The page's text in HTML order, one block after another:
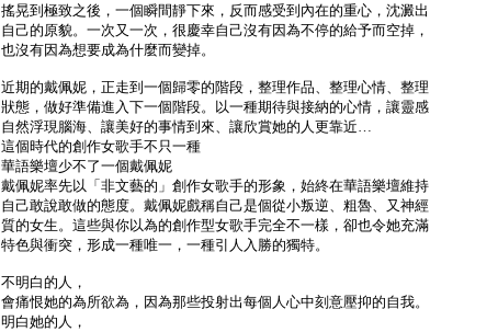
搖晃到極致之後，一個瞬間靜下來，反而感受到內在的重心，沈澱出
自己的原貌。一次又一次，很慶幸自己沒有因為不停的給予而空掉，
也沒有因為想要成為什麼而變掉。
近期的戴佩妮，正走到一個歸零的階段，整理作品、整理心情、整理
狀態，做好準備進入下一個階段。以一種期待與接納的心情，讓靈感
自然浮現腦海、讓美好的事情到來、讓欣賞她的人更靠近…
這個時代的創作女歌手不只一種
華語樂壇少不了一個戴佩妮
戴佩妮率先以「非文藝的」創作女歌手的形象，始終在華語樂壇維持
自己敢說敢做的態度。戴佩妮戲稱自己是個從小叛逆、粗魯、又神經
質的女生。這些與你以為的創作型女歌手完全不一樣，卻也令她充滿
特色與衝突，形成一種唯一，一種引人入勝的獨特。
不明白的人，
會痛恨她的為所欲為，因為那些投射出每個人心中刻意壓抑的自我。
明白她的人，